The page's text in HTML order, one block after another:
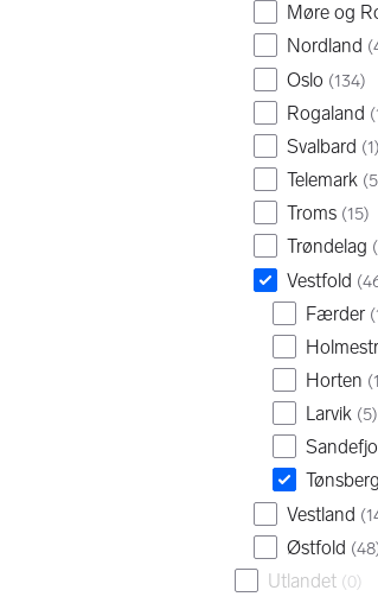
Møre og
Nordland (
Oslo (134)
Rogaland (
Svalbard (1)
Telemark (
Troms (15)
Trøndelag (
Vestfold (
Færder (
Horten (
Larvik (5)
Tønsberg
Vestland (
Østfold (48
Utlandet (0)